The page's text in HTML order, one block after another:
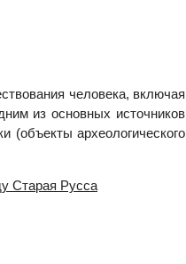
человека, включая
из основных источников
(объекты археологического
Старая Русса